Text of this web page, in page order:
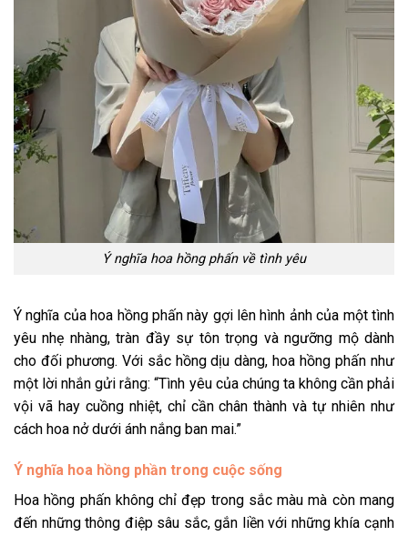
Ý nghĩa hoa hồng phấn về tình yêu
Ý nghĩa của hoa hồng phấn này gợi lên hình ảnh của một tình
yêu nhẹ nhàng, tràn đầy sự tôn trọng và ngưỡng mộ dành
cho đối phương. Với sắc hồng dịu dàng, hoa hồng phấn như
một lời nhắn gửi rằng: “Tình yêu của chúng ta không cần phải
vội vã hay cuồng nhiệt, chỉ cần chân thành và tự nhiên như
cách hoa nở dưới ánh nắng ban mai.”
Ý nghĩa hoa hồng phần trong cuộc sống
Hoa hồng phấn không chỉ đẹp trong sắc màu mà còn mang
đến những thông điệp sâu sắc, gắn liền với những khía cạnh